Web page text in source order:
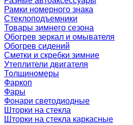
Рамки номерного знака
Стеклоподъемники
Товары зимнего сезона
Обогрев зеркал и омывателя
Обогрев сидений
Сметки и скребки зимние
Утеплители двигателя
Толщиномеры
Фаркоп
Фары
Фонари светодиодные
Шторки на стекла
Шторки на стекла каркасные